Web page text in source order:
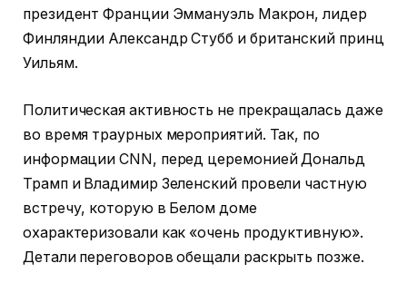
президент Франции Эммануэль Макрон, лидер
Финляндии Александр Стубб и британский принц
Уильям.
Политическая активность не прекращалась даже
во время траурных мероприятий. Так, по
информации CNN, перед церемонией Дональд
Трамп и Владимир Зеленский провели частную
встречу, которую в Белом доме
охарактеризовали как «очень продуктивную».
Детали переговоров обещали раскрыть позже.